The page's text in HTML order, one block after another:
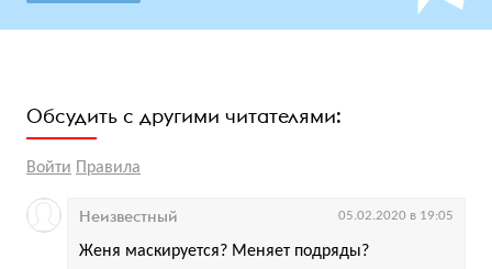
Обсудить с другими читателями:
Войти Правила
Женя маскируется? Меняет подряды?
Неизвестный 05.02.2020 в 19:05